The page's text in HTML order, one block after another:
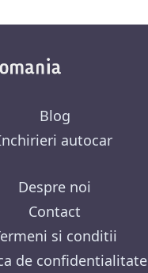
Blog
autocar
Despre noi
Contact
si conditii
de confidentialitate